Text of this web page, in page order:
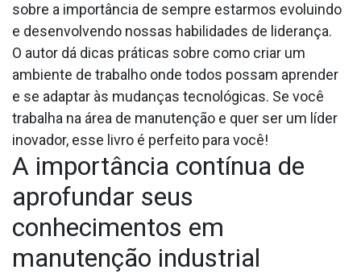
sobre a importância de sempre estarmos evoluindo
e desenvolvendo nossas habilidades de liderança.
O autor dá dicas práticas sobre como criar um
ambiente de trabalho onde todos possam aprender
e se adaptar às mudanças tecnológicas. Se você
trabalha na área de manutenção e quer ser um líder
inovador, esse livro é perfeito para você!
A importância contínua de
aprofundar seus
conhecimentos em
manutenção industrial